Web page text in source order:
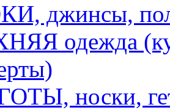
джинсы,
одежда
носки,